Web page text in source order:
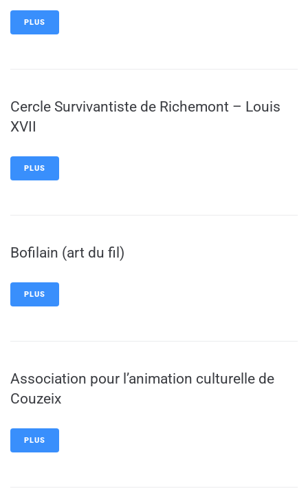
PLUS
Cercle Survivantiste de Richemont – Louis
XVII
PLUS
Bofilain (art du fil)
PLUS
Association pour l’animation culturelle de
Couzeix
PLUS